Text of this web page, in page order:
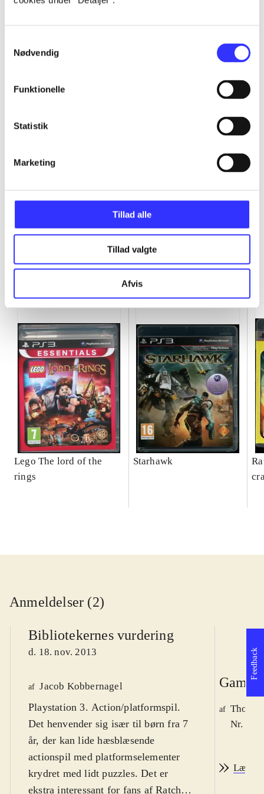
Nødvendig
Funktionelle
Statistik
Marketing
Tillad alle
Tillad valgte
Afvis
Minder om
Lego The lord of the
rings
Starhawk
Anmeldelser (2)
Bibliotekernes vurdering
d. 18. nov. 2013
af Jacob Kobbernagel
Playstation 3. Action/platformspil.
Det henvender sig især til børn fra 7
år, der kan lide hæsblæsende
actionspil med platformselementer
krydret med lidt puzzles. Det er
ekstra interessant for fans af Ratchet
Game
af
Nr.
Læs
Feedback